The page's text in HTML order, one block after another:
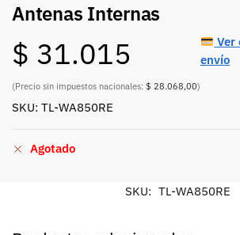
Antenas Internas
$ 31.015
(Precio sin impuestos nacionales: $ 28.068,00)
Ver
envío
SKU: TL-WA850RE
Agotado
SKU: TL-WA850RE